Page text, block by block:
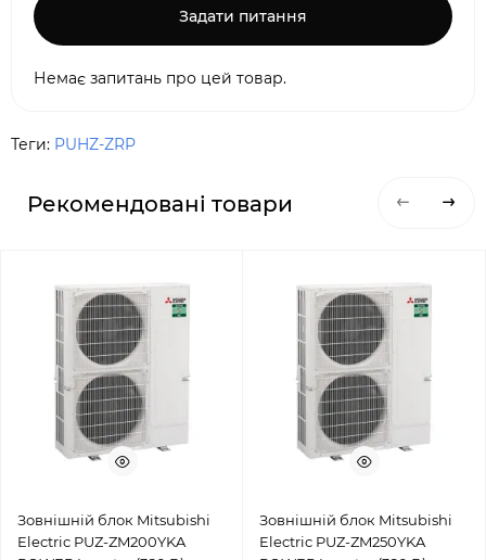
Задати питання
Немає запитань про цей товар.
Теги: PUHZ-ZRP
Рекомендовані товари
Зовнішній блок Mitsubishi
Electric PUZ-ZM200YKA
Зовнішній блок Mitsubishi
Electric PUZ-ZM250YKA